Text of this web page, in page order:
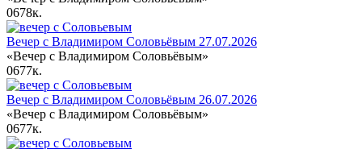
0678к.
Вечер с Владимиром Соловьёвым 27.07.2026
«Вечер с Владимиром Соловьёвым»
0677к.
Вечер с Владимиром Соловьёвым 26.07.2026
«Вечер с Владимиром Соловьёвым»
0677к.